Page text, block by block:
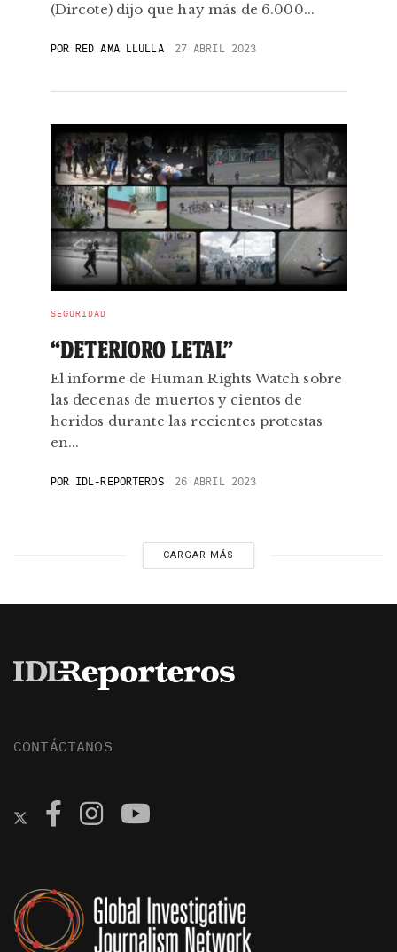
(Dircote) dijo que hay más de 6.000...
PORRED AMA LLULLA 27 ABRIL 2023
SEGURIDAD
“DETERIORO LETAL”
El informe de Human Rights Watch sobre
las decenas de muertos y cientos de
heridos durante las recientes protestas
en...
POR IDL-REPORTEROS 26 ABRIL 2023
CARGAR MÁS
CONTÁCTANOS